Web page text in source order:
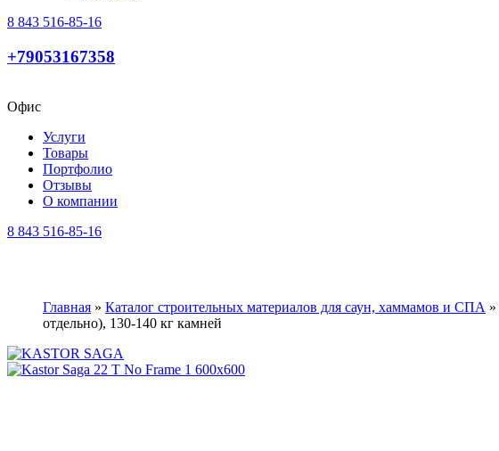
8 843 516-85-16
+79053167358
Офис
Услуги
Товары
Портфолио
Отзывы
О компании
8 843 516-85-16
Главная » Каталог строительных материалов для саун, хаммамов и СПА »
отдельно), 130-140 кг камней